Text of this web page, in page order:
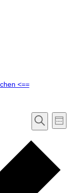
<==
Suche
und
Suche
Woche